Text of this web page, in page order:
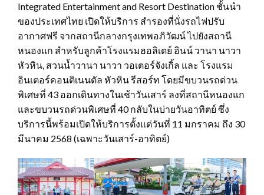
Integrated Entertainment and Resort Destination ชั้นนำ
ของประเทศไทย เปิดให้บริการ สำรองที่นั่งรถไฟปรับ
อากาศฟรี จากสถานีกลางกรุงเทพอภิวัฒน์ ไปยังสถานี
หนองแก สำหรับลูกค้าโรงแรมฮอลิเดย์ อินน์ วานา นาวา
หัวหิน, สวนน้ำวานา นาวา วอเตอร์จังเกิ้ล และ โรงแรม
อินเตอร์คอนติเนนตัล หัวหิน รีสอร์ท โดยมีขบวนรถด่วน
พิเศษที่ 43 ออกเดินทางในเช้าวันเสาร์ ลงที่สถานีหนองแก
และขบวนรถด่วนพิเศษที่ 40 กลับในบ่ายวันอาทิตย์ ซึ่ง
บริการนี้พร้อมเปิดให้บริการตั้งแต่วันที่ 11 มกราคม ถึง 30
มีนาคม 2568 (เฉพาะวันเสาร์-อาทิตย์)